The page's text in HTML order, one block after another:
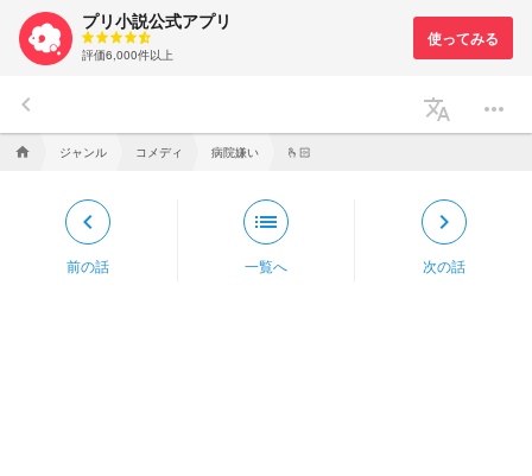
プリ小説公式アプリ
評価6,000件以上
keyboard_arrow_left translate more_horiz
home ジャンル コメディ 病院嫌い 🫰🏻
keyboard_arrow_left
前の話
list
一覧へ
keyboard_arrow_right
次の話